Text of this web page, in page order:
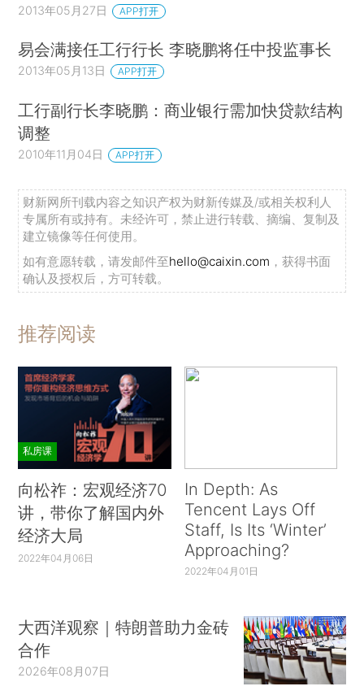
2013年05月27日 APP打开
易会满接任工行行长 李晓鹏将任中投监事长
2013年05月13日 APP打开
工行副行长李晓鹏：商业银行需加快贷款结构
调整
2010年11月04日 APP打开
财新网所刊载内容之知识产权为财新传媒及/或相关权利人
专属所有或持有。未经许可，禁止进行转载、摘编、复制及
建立镜像等任何使用。
如有意愿转载，请发邮件至hello@caixin.com ，获得书面
确认及授权后，方可转载。
推荐阅读
私房课
向松祚：宏观经济70
讲，带你了解国内外
经济大局
2022年04月06日
In Depth: As
Tencent Lays Off
Staff, Is Its ‘Winter’
Approaching?
2022年04月01日
大西洋观察｜特朗普助力金砖
合作
2026年08月07日